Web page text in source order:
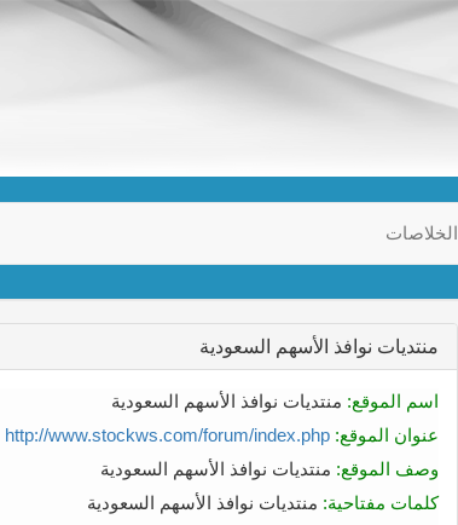
الخلاصات
منتديات نوافذ الأسهم السعودية
اسم الموقع: منتديات نوافذ الأسهم السعودية
عنوان الموقع: http://www.stockws.com/forum/index.php
وصف الموقع: منتديات نوافذ الأسهم السعودية
كلمات مفتاحية: منتديات نوافذ الأسهم السعودية